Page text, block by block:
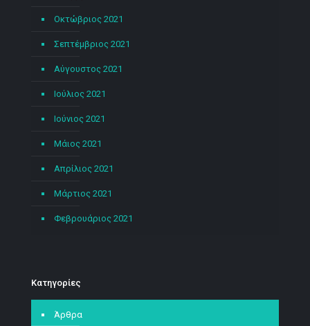
Οκτώβριος 2021
Σεπτέμβριος 2021
Αύγουστος 2021
Ιούλιος 2021
Ιούνιος 2021
Μάιος 2021
Απρίλιος 2021
Μάρτιος 2021
Φεβρουάριος 2021
Kατηγορίες
Άρθρα